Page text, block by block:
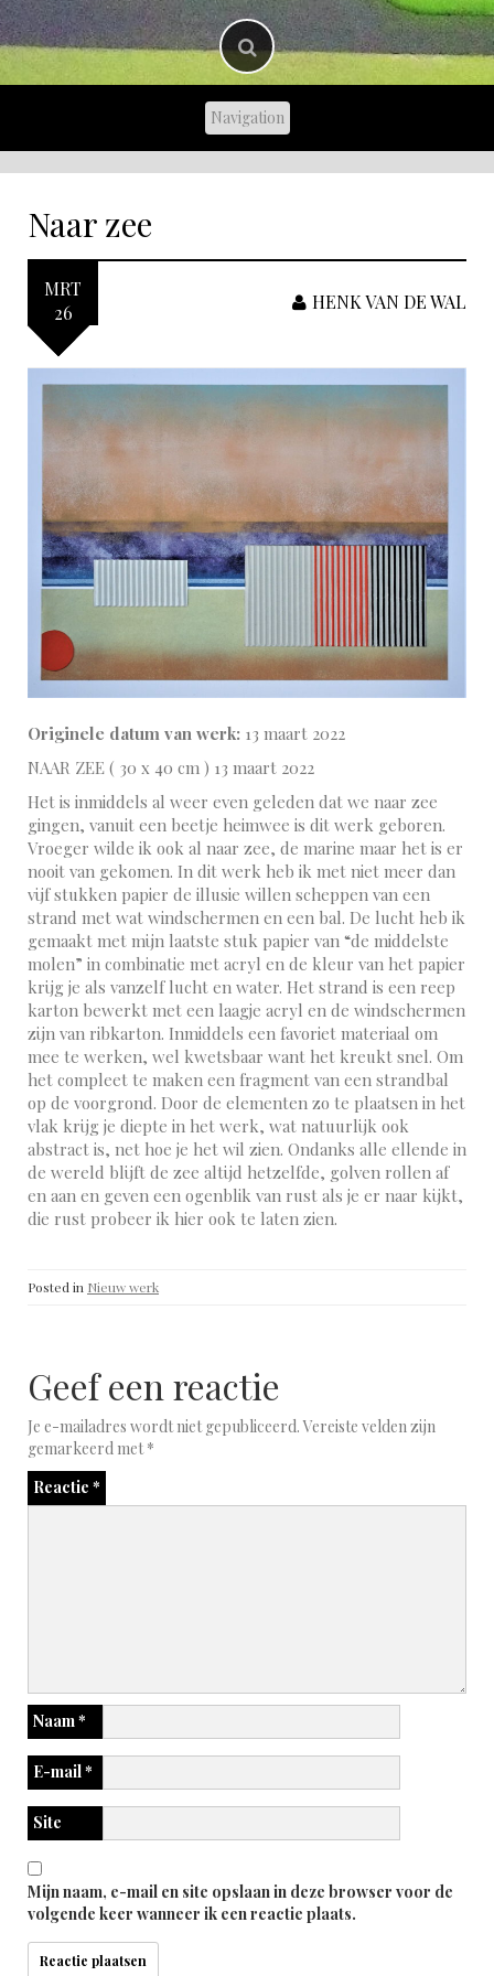
Naar zee
MRT
26
HENK VAN DE WAL
Originele datum van werk: 13 maart 2022
NAAR ZEE ( 30 x 40 cm ) 13 maart 2022
Het is inmiddels al weer even geleden dat we naar zee
gingen, vanuit een beetje heimwee is dit werk geboren.
Vroeger wilde ik ook al naar zee, de marine maar het is er
nooit van gekomen. In dit werk heb ik met niet meer dan
vijf stukken papier de illusie willen scheppen van een
strand met wat windschermen en een bal. De lucht heb ik
gemaakt met mijn laatste stuk papier van “de middelste
molen” in combinatie met acryl en de kleur van het papier
krijg je als vanzelf lucht en water. Het strand is een reep
karton bewerkt met een laagje acryl en de windschermen
zijn van ribkarton. Inmiddels een favoriet materiaal om
mee te werken, wel kwetsbaar want het kreukt snel. Om
het compleet te maken een fragment van een strandbal
op de voorgrond. Door de elementen zo te plaatsen in het
vlak krijg je diepte in het werk, wat natuurlijk ook
abstract is, net hoe je het wil zien. Ondanks alle ellende in
de wereld blijft de zee altijd hetzelfde, golven rollen af
en aan en geven een ogenblik van rust als je er naar kijkt,
die rust probeer ik hier ook te laten zien.
Posted in Nieuw werk
Geef een reactie
Je e-mailadres wordt niet gepubliceerd. Vereiste velden zijn
gemarkeerd met*
Reactie *
Naam*
E-mail*
Site
Mijn naam, e-mail en site opslaan in deze browser voor de
volgende keer wanneer ik een reactie plaats.